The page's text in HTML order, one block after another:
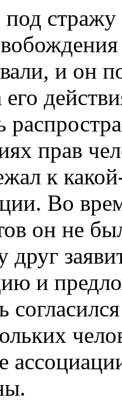
стражу
и он
его
прав
к
Во
он не
друг
и